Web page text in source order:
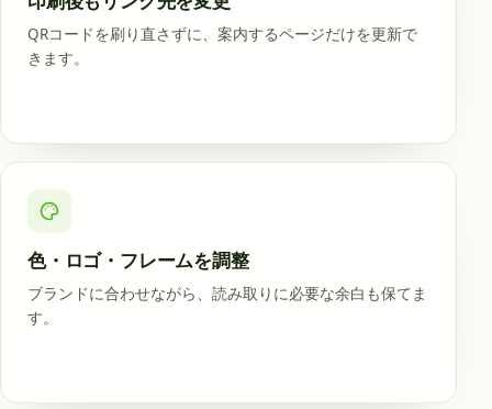
QRコードを刷り直さずに、案内するページだけを更新で
きます。
色・ロゴ・フレームを調整
ブランドに合わせながら、読み取りに必要な余白も保てま
す。